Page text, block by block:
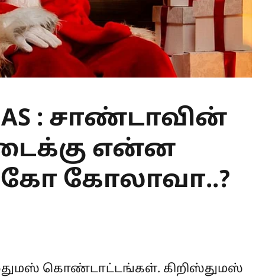
: சாண்டாவின்
என்ன
கோலாவா..?
கொண்டாட்டங்கள். கிறிஸ்துமஸ்